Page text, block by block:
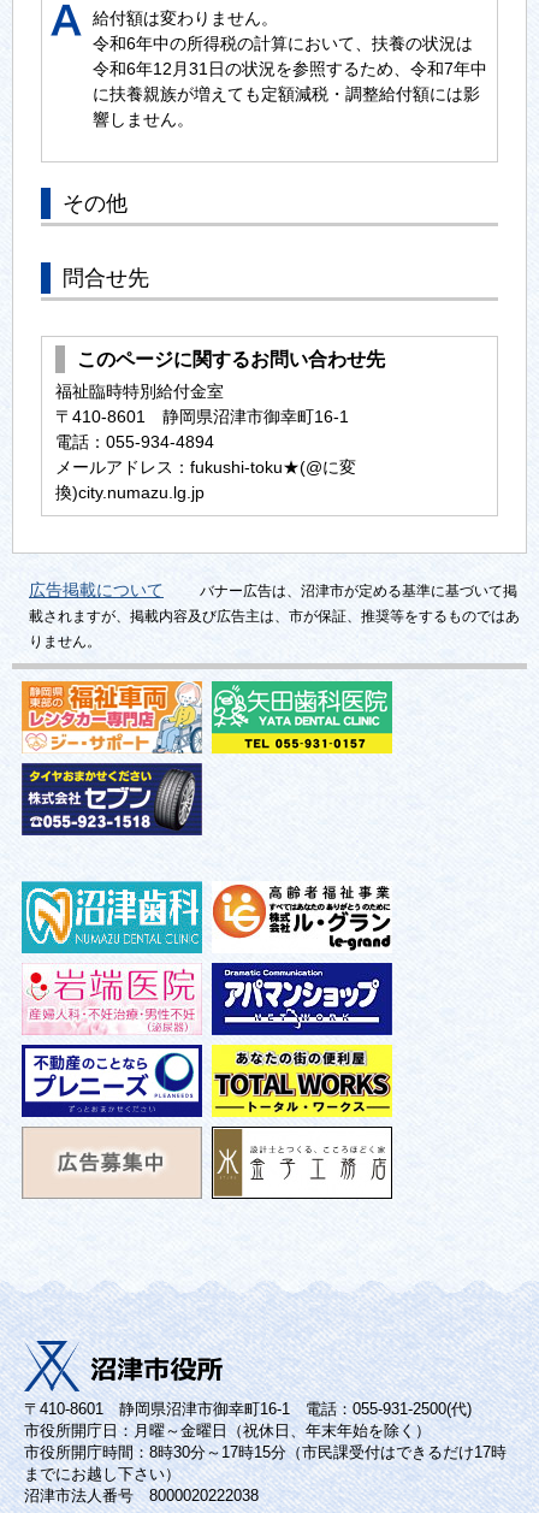
給付額は変わりません。
令和6年中の所得税の計算において、扶養の状況は
令和6年12月31日の状況を参照するため、令和7年中
に扶養親族が増えても定額減税・調整給付額には影
響しません。
その他
問合せ先
このページに関するお問い合わせ先
福祉臨時特別給付金室
〒410-8601 静岡県沼津市御幸町16-1
電話：055-934-4894
メールアドレス：fukushi-toku★(@に変
換)city.numazu.lg.jp
広告掲載について
バナー広告は、沼津市が定める基準に基づいて掲
載されますが、掲載内容及び広告主は、市が保証、推奨等をするものではあ
りません。
〒410-8601 静岡県沼津市御幸町16-1 電話：055-931-2500(代)
市役所開庁日：月曜～金曜日（祝休日、年末年始を除く）
市役所開庁時間：8時30分～17時15分（市民課受付はできるだけ17時
までにお越し下さい）
沼津市法人番号 8000020222038